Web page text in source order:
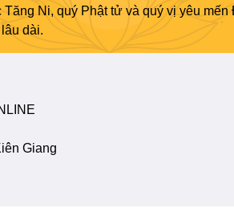
Ni, quý Phật tử và quý vị yêu
dài.
Giang